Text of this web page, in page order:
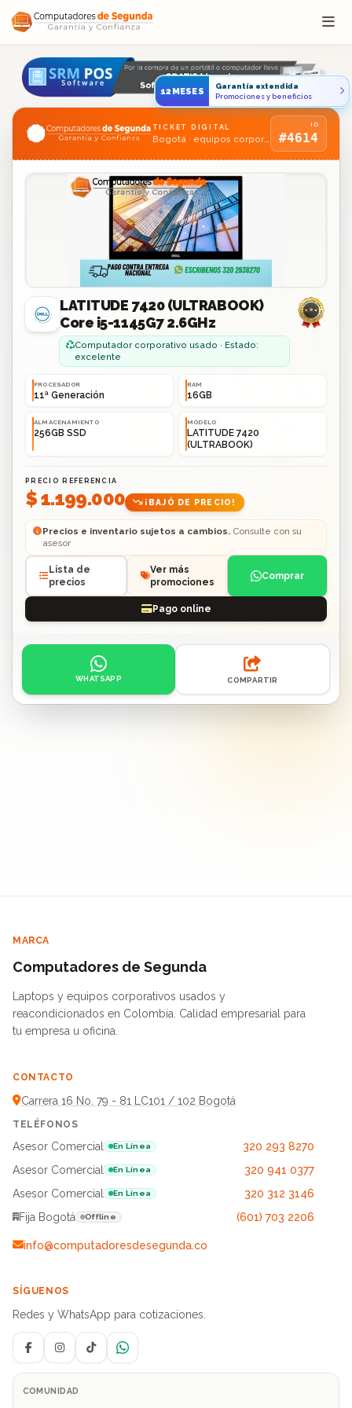
Saltar al contenido
TICKET DIGITAL
Bogotá · equipos corporativos usados
ID
#4614
LATITUDE 7420 (ULTRABOOK)
Core i5-1145G7 2.6GHz
Computador corporativo usado · Estado:
excelente
PROCESADOR
11ª Generación
RAM
16GB
ALMACENAMIENTO
256GB SSD
MODELO
LATITUDE 7420
(ULTRABOOK)
PRECIO REFERENCIA
$ 1.199.000 ¡BAJÓ DE PRECIO!
Precios e inventario sujetos a cambios.Consulte con su
asesor
Lista de
precios
Ver más
promociones
Comprar
Pago online
Acciones: contacto por WhatsApp o compartir enlace.
WHATSAPP COMPARTIR
12MESES
Garantía extendida
Promociones y beneficios
MARCA
Computadores de Segunda
Laptops y equipos corporativos usados y
reacondicionados en Colombia. Calidad empresarial para
tu empresa u oficina.
CONTACTO
Carrera 16 No. 79 - 81 LC101 / 102 Bogotá
TELÉFONOS
Asesor Comercial En Línea
320 293 8270
Asesor Comercial
En Línea
320 941 0377
Asesor Comercial
En Línea
320 312 3146
Fija Bogotá
Offline (601) 703 2206
info@computadoresdesegunda.co
SÍGUENOS
Redes y WhatsApp para cotizaciones.
FacebookInstagramTikTokWhatsApp
COMUNIDAD